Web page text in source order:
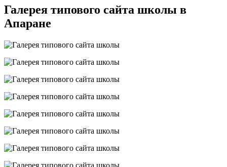
Галерея типового сайта школы в
Апаране